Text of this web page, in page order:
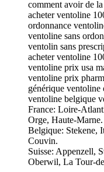
comment avoir de
acheter ventoline
ordonnance
ventoline sans
ventolin sans
acheter ventoline
ventoline prix usa
ventoline prix
générique ventoline
ventoline belgique
France: Loire-
Orge, Haute-Marne.
Belgique: Stekene,
Couvin.
Suisse: Appenzell,
Oberwil, La Tour-